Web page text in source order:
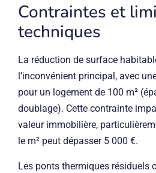
Contraintes et
techniques
La réduction de surface
l’inconvénient principal, avec
pour un logement de 100 m²
doublage). Cette contrainte
valeur immobilière,
le m² peut dépasser 5 000 €.
Les ponts thermiques résiduels